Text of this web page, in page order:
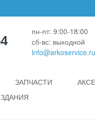
пн-пт: 9:00-18:00
сб-вс: выходной
info@arkoservice.ru
ЗАПЧАСТИ